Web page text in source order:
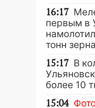
16:17
первым в
тонн зерна
15:17 В
более 10
15:04